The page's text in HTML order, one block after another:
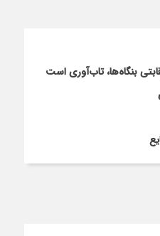
بنگاه‌ها، تاب‌آوری است